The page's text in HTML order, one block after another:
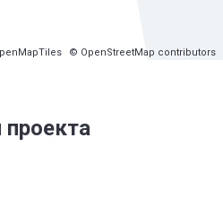
© OpenStreetMap contributors
проекта